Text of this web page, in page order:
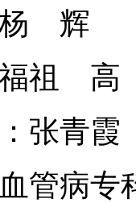
杨 辉
祖 高
张青霞
病专